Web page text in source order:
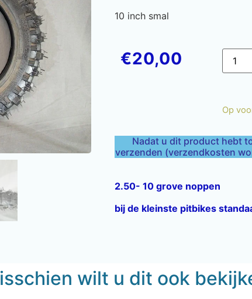
10 inch smal
€20,00
Op
Nadat u dit product hebt
verzenden (verzendkosten
2.50- 10 grove noppen
bij de kleinste pitbikes
wilt u dit ook